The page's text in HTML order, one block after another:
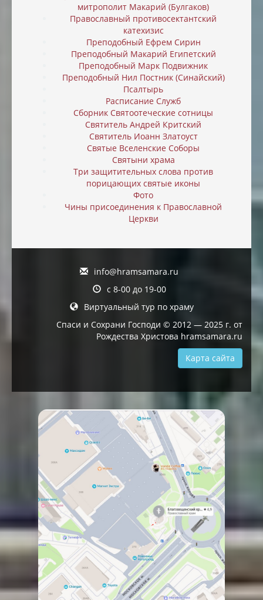
митрополит Макарий (Булгаков)
Православный противосектантский
катехизис
Преподобный Ефрем Сирин
Преподобный Макарий Египетский
Преподобный Марк Подвижник
Преподобный Нил Постник (Синайский)
Псалтырь
Расписание Служб
Сборник Святоотеческие сотницы
Святитель Андрей Критский
Святитель Иоанн Златоуст
Святые Вселенские Соборы
Святыни храма
Три защитительных слова против
порицающих святые иконы
Фото
Чины присоединения к Православной
Церкви
info@hramsamara.ru
с 8-00 до 19-00
Виртуальный тур по храму
Спаси и Сохрани Господи © 2012 — 2025 г. от
Рождества Христова hramsamara.ru
Карта сайта